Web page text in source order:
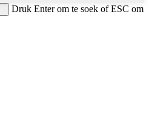
Druk Enter om te soek of ESC om